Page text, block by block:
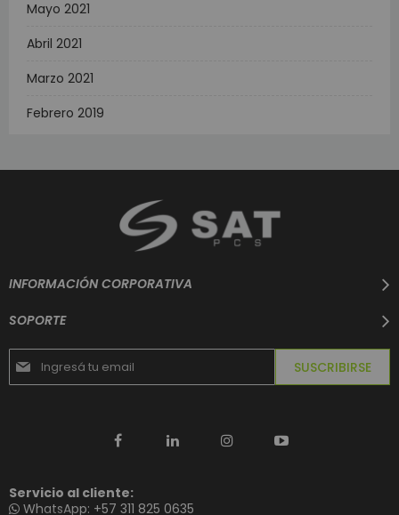
Mayo 2021
Abril 2021
Marzo 2021
Febrero 2019
INFORMACIÓN CORPORATIVA
SOPORTE
al
boletín
SUSCRIBIRSE
Servicio al cliente:
WhatsApp: +57 311 825 0635